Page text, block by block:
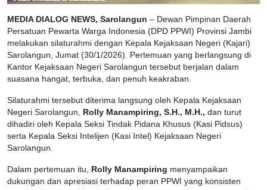
MEDIA DIALOG NEWS, Sarolangun – Dewan Pimpinan Daerah
Persatuan Pewarta Warga Indonesia (DPD PPWI) Provinsi Jambi
melakukan silaturahmi dengan Kepala Kejaksaan Negeri (Kajari)
Sarolangun, Jumat (30/1/2026). Pertemuan yang berlangsung di
Kantor Kejaksaan Negeri Sarolangun tersebut berjalan dalam
suasana hangat, terbuka, dan penuh keakraban.
Silaturahmi tersebut diterima langsung oleh Kepala Kejaksaan
Negeri Sarolangun, Rolly Manampiring, S.H., M.H., dan turut
dihadiri oleh Kepala Seksi Tindak Pidana Khusus (Kasi Pidsus)
serta Kepala Seksi Intelijen (Kasi Intel) Kejaksaan Negeri
Sarolangun.
Dalam pertemuan itu, Rolly Manampiring menyampaikan
dukungan dan apresiasi terhadap peran PPWI yang konsisten